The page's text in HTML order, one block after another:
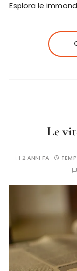
Esplora le
Le
2 ANNI FA